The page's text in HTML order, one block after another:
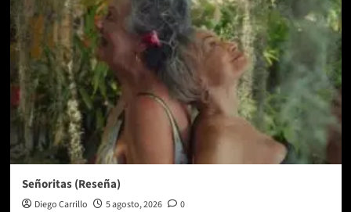
Señoritas (Reseña)
Diego Carrillo 5 agosto, 2026 0